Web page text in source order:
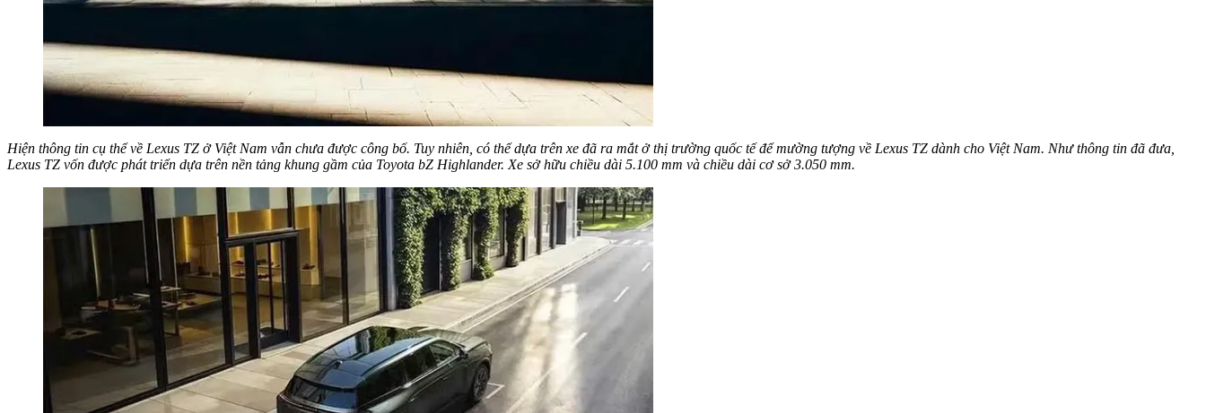
Hiện thông tin cụ thể về Lexus TZ ở Việt Nam vẫn chưa được công bố. Tuy nhiên, có thể dựa trên xe đã ra mắt ở thị trường quốc tế để mường tượng về Lexus TZ dành cho Việt Nam. Như thông tin đã đưa,
Lexus TZ vốn được phát triển dựa trên nền tảng khung gầm của Toyota bZ Highlander. Xe sở hữu chiều dài 5.100 mm và chiều dài cơ sở 3.050 mm.